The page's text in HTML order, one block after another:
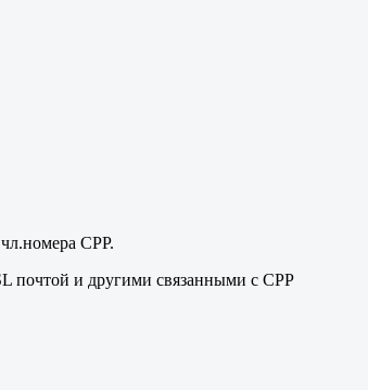
СРР.
почтой и другими связанными с СРР